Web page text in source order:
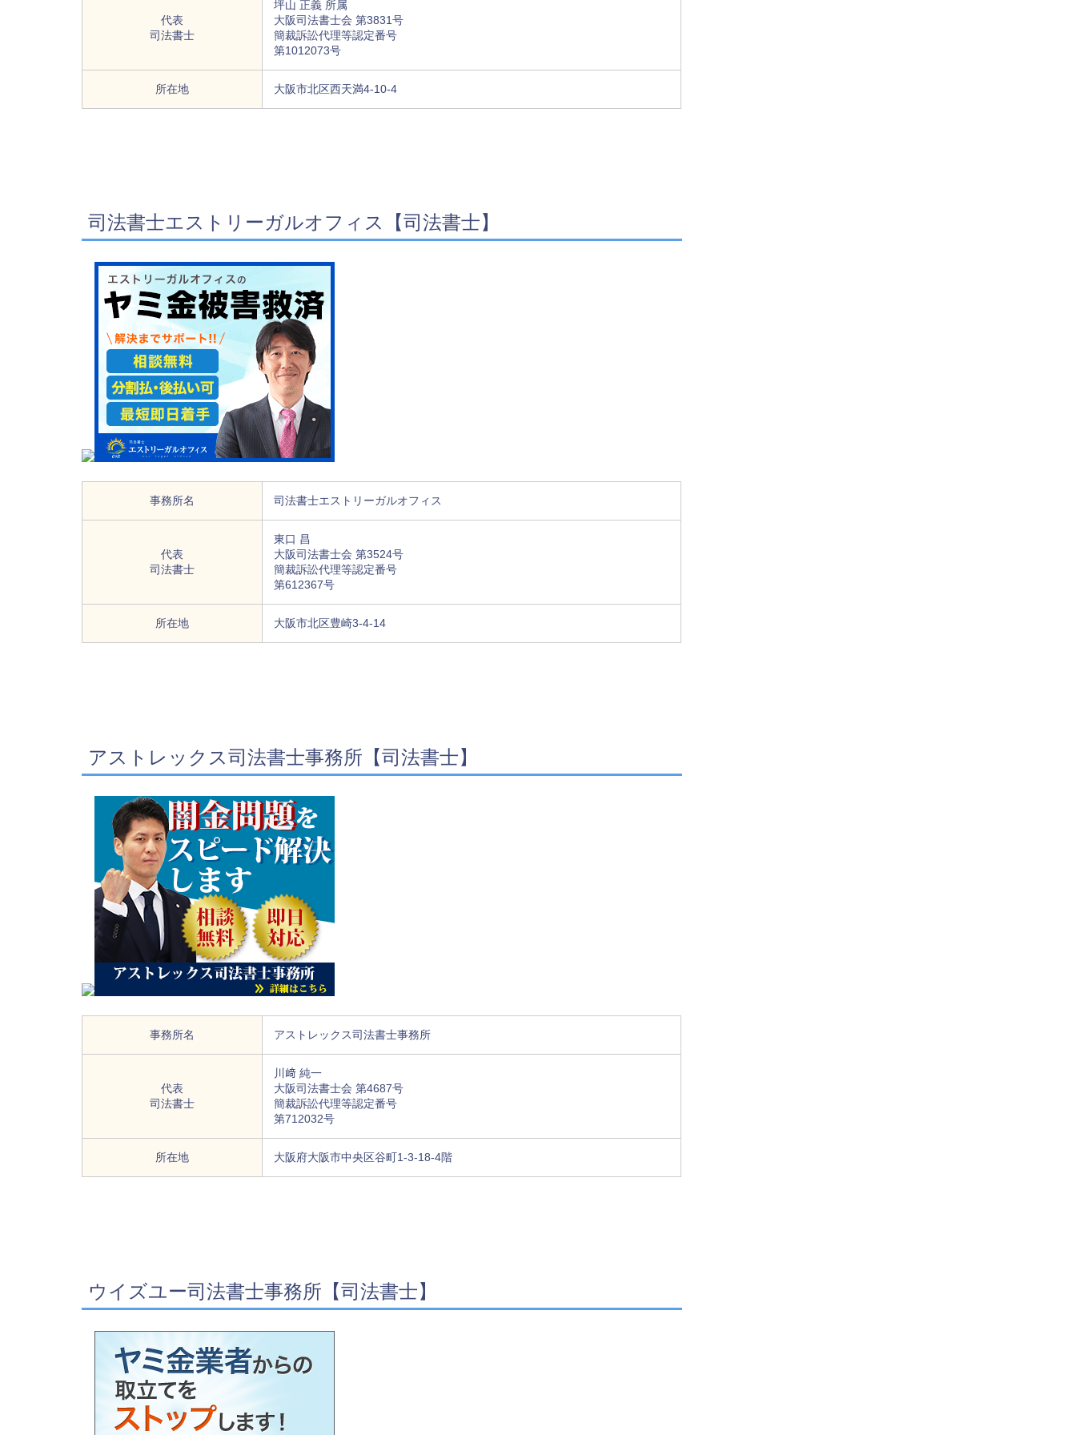
代表
司法書士
坪山 正義 所属
大阪司法書士会 第3831号
簡裁訴訟代理等認定番号
第1012073号
所在地 大阪市北区西天満4-10-4
司法書士エストリーガルオフィス【司法書士】
事務所名 司法書士エストリーガルオフィス
代表
司法書士
東口 昌
大阪司法書士会 第3524号
簡裁訴訟代理等認定番号
第612367号
所在地 大阪市北区豊崎3-4-14
アストレックス司法書士事務所【司法書士】
事務所名 アストレックス司法書士事務所
代表
司法書士
川﨑 純一
大阪司法書士会 第4687号
簡裁訴訟代理等認定番号
第712032号
所在地 大阪府大阪市中央区谷町1-3-18-4階
ウイズユー司法書士事務所【司法書士】